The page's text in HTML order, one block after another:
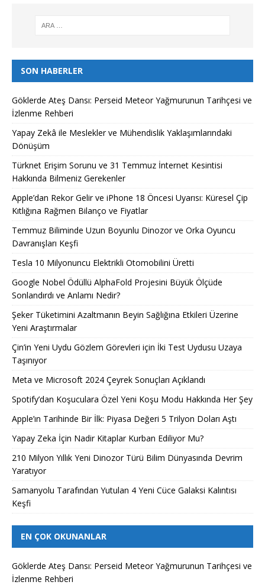
SON HABERLER
Göklerde Ateş Dansı: Perseid Meteor Yağmurunun Tarihçesi ve
İzlenme Rehberi
Yapay Zekâ ile Meslekler ve Mühendislik Yaklaşımlarındaki
Dönüşüm
Türknet Erişim Sorunu ve 31 Temmuz İnternet Kesintisi
Hakkında Bilmeniz Gerekenler
Apple’dan Rekor Gelir ve iPhone 18 Öncesi Uyarısı: Küresel Çip
Kıtlığına Rağmen Bilanço ve Fiyatlar
Temmuz Biliminde Uzun Boyunlu Dinozor ve Orka Oyuncu
Davranışları Keşfi
Tesla 10 Milyonuncu Elektrikli Otomobilini Üretti
Google Nobel Ödüllü AlphaFold Projesini Büyük Ölçüde
Sonlandırdı ve Anlamı Nedir?
Şeker Tüketimini Azaltmanın Beyin Sağlığına Etkileri Üzerine
Yeni Araştırmalar
Çin’in Yeni Uydu Gözlem Görevleri için İki Test Uydusu Uzaya
Taşınıyor
Meta ve Microsoft 2024 Çeyrek Sonuçları Açıklandı
Spotify’dan Koşuculara Özel Yeni Koşu Modu Hakkında Her Şey
Apple’ın Tarihinde Bir İlk: Piyasa Değeri 5 Trilyon Doları Aştı
Yapay Zeka İçin Nadir Kitaplar Kurban Ediliyor Mu?
210 Milyon Yıllık Yeni Dinozor Türü Bilim Dünyasında Devrim
Yaratıyor
Samanyolu Tarafından Yutulan 4 Yeni Cüce Galaksi Kalıntısı
Keşfi
EN ÇOK OKUNANLAR
Göklerde Ateş Dansı: Perseid Meteor Yağmurunun Tarihçesi ve
İzlenme Rehberi